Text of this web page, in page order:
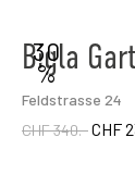
30
%
Bigla
Feldstrasse 24
CHF 340.-CHF